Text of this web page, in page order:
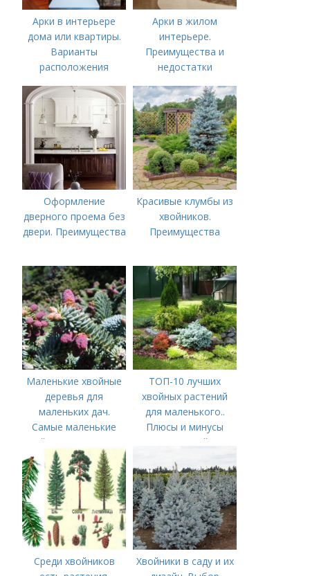
Арки в интерьере
дома или квартиры.
Варианты
расположения
Арки в жилом
интерьере.
Преимущества и
недостатки
Оформление
дверного проема без
двери. Преимущества
Красивые клумбы из
хвойников.
Преимущества
Маленькие хвойные
деревья для
маленьких дач.
Самые маленькие
хвойные деревья для
небольших дачных
участков
ТОП-10 лучших
хвойных растений
для маленького..
Плюсы и минусы
невысоких хвойников
Среди хвойников
Хвойники в саду и их